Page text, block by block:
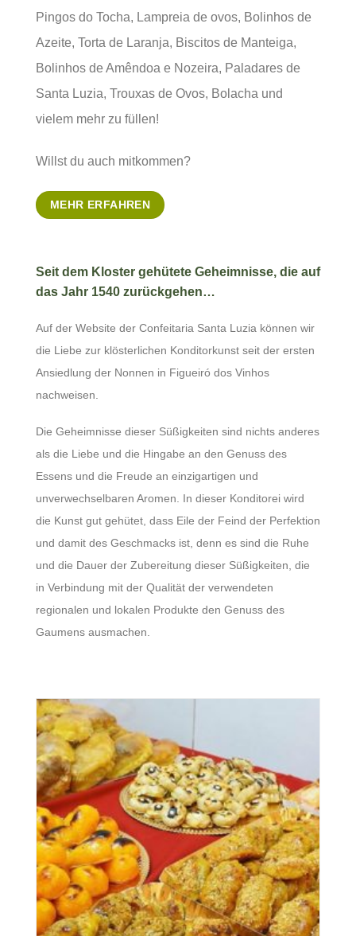
Pingos do Tocha, Lampreia de ovos, Bolinhos de
Azeite, Torta de Laranja, Biscitos de Manteiga,
Bolinhos de Amêndoa e Nozeira, Paladares de
Santa Luzia, Trouxas de Ovos, Bolacha und
vielem mehr zu füllen!
Willst du auch mitkommen?
MEHR ERFAHREN
Seit dem Kloster gehütete Geheimnisse, die auf
das Jahr 1540 zurückgehen…
Auf der Website der Confeitaria Santa Luzia können wir
die Liebe zur klösterlichen Konditorkunst seit der ersten
Ansiedlung der Nonnen in Figueiró dos Vinhos
nachweisen.
Die Geheimnisse dieser Süßigkeiten sind nichts anderes
als die Liebe und die Hingabe an den Genuss des
Essens und die Freude an einzigartigen und
unverwechselbaren Aromen. In dieser Konditorei wird
die Kunst gut gehütet, dass Eile der Feind der Perfektion
und damit des Geschmacks ist, denn es sind die Ruhe
und die Dauer der Zubereitung dieser Süßigkeiten, die
in Verbindung mit der Qualität der verwendeten
regionalen und lokalen Produkte den Genuss des
Gaumens ausmachen.